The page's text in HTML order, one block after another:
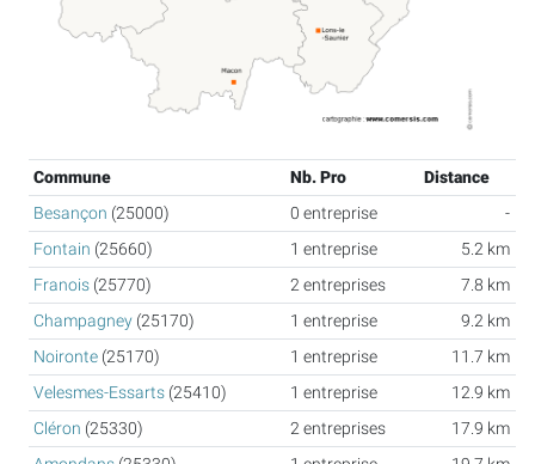
Commune Nb. Pro
Distance
Besançon (25000) 0 entreprise
-
Fontain (25660) 1 entreprise
5.2 km
Franois (25770) 2 entreprises
7.8 km
Champagney (25170) 1 entreprise
9.2 km
Noironte (25170) 1 entreprise
11.7 km
Velesmes-Essarts (25410) 1 entreprise
12.9 km
Cléron (25330) 2 entreprises
17.9 km